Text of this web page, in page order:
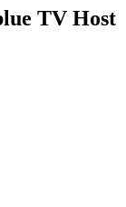
TV Host